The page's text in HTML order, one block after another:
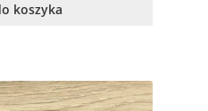
koszyka